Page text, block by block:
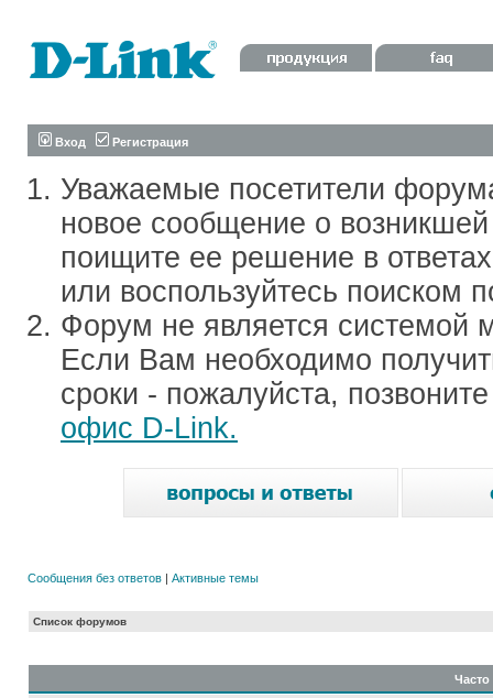
Вход Регистрация
Уважаемые посетители
новое сообщение о
поищите ее решение в
или воспользуйтесь поиском
Форум не является системой
Если Вам необходимо
сроки - пожалуйста,
офис D-Link.
Сообщения без ответов | Активные темы
Список форумов